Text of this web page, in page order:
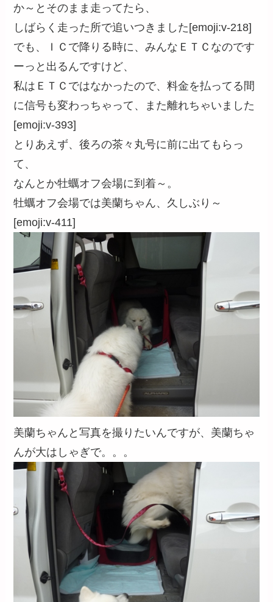
か～とそのまま走ってたら、
しばらく走った所で追いつきました[emoji:v-218]
でも、ＩＣで降りる時に、みんなＥＴＣなのです
ーっと出るんですけど、
私はＥＴＣではなかったので、料金を払ってる間
に信号も変わっちゃって、また離れちゃいました
[emoji:v-393]
とりあえず、後ろの茶々丸号に前に出てもらっ
て、
なんとか牡蠣オフ会場に到着～。
牡蠣オフ会場では美蘭ちゃん、久しぶり～
[emoji:v-411]
美蘭ちゃんと写真を撮りたいんですが、美蘭ちゃ
んが大はしゃぎで。。。